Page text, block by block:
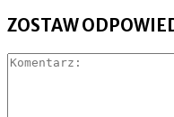
ZOSTAW